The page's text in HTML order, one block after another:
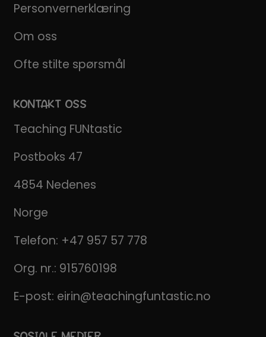
Personvernerklæring
Om oss
Ofte stilte spørsmål
KONTAKT OSS
Teaching FUNtastic
Postboks 47
4854 Nedenes
Norge
Telefon: +47 957 57 778
Org. nr.: 915760198
E-post: eirin@teachingfuntastic.no